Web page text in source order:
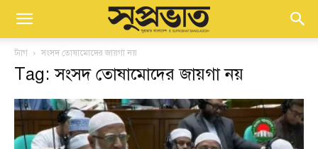
ট্যাগ সংসদ তোষামোদের জায়গা নয়
Tag: সংসদ তোষামোদের জায়গা নয়